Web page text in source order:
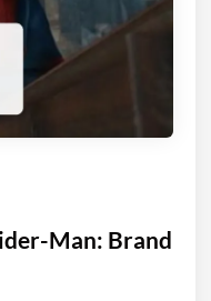
Man: Brand